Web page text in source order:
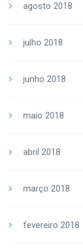
agosto 2018
julho 2018
junho 2018
maio 2018
abril 2018
março 2018
fevereiro 2018